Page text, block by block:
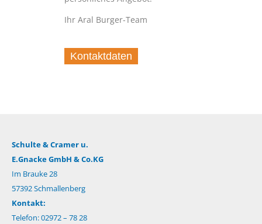
Ihr Aral Burger-Team
Kontaktdaten
Schulte & Cramer u.
E.Gnacke GmbH & Co.KG
Im Brauke 28
57392 Schmallenberg
Kontakt:
Telefon: 02972 – 78 28